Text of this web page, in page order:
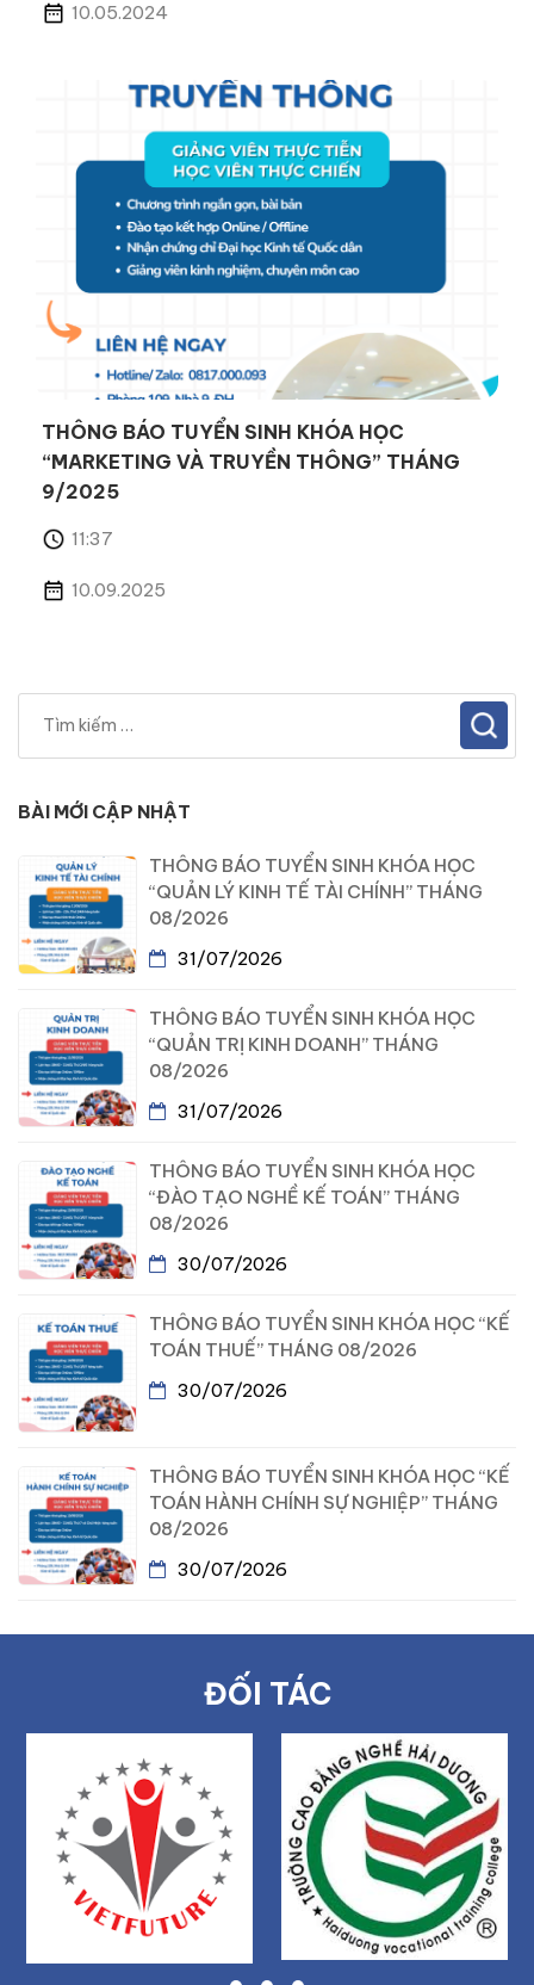
10.05.2024
THÔNG BÁO TUYỂN SINH KHÓA HỌC
“MARKETING VÀ TRUYỀN THÔNG” THÁNG
9/2025
11:37
10.09.2025
BÀI MỚI CẬP NHẬT
THÔNG BÁO TUYỂN SINH KHÓA HỌC
“QUẢN LÝ KINH TẾ TÀI CHÍNH” THÁNG
08/2026
31/07/2026
THÔNG BÁO TUYỂN SINH KHÓA HỌC
“QUẢN TRỊ KINH DOANH” THÁNG
08/2026
31/07/2026
THÔNG BÁO TUYỂN SINH KHÓA HỌC
“ĐÀO TẠO NGHỀ KẾ TOÁN” THÁNG
08/2026
30/07/2026
THÔNG BÁO TUYỂN SINH KHÓA HỌC “KẾ
TOÁN THUẾ” THÁNG 08/2026
30/07/2026
THÔNG BÁO TUYỂN SINH KHÓA HỌC “KẾ
TOÁN HÀNH CHÍNH SỰ NGHIỆP” THÁNG
08/2026
30/07/2026
ĐỐI TÁC